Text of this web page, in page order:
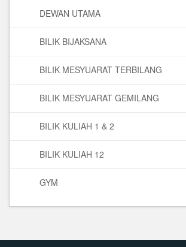
DEWAN UTAMA
BILIK BIJAKSANA
BILIK MESYUARAT TERBILANG
BILIK MESYUARAT GEMILANG
BILIK KULIAH 1 & 2
BILIK KULIAH 12
GYM